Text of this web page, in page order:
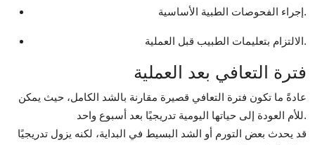
إجراء الفحوصات الطبية الأساسية.
الالتزام بتعليمات الطبيب قبل العملية.
فترة التعافي بعد العملية
عادةً ما تكون فترة التعافي قصيرة مقارنة بالشد الكامل، حيث يمكن
للأم العودة إلى حياتها اليومية تدريجيًا بعد أسبوع واحد.
قد يحدث بعض التورم أو الشد البسيط في البداية، لكنه يزول تدريجيًا